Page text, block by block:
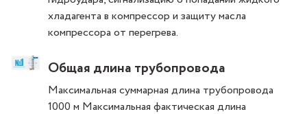
хладагента в компрессор и защиту масла
компрессора от перегрева.
Общая длина трубопровода
Максимальная суммарная длина трубопровода
1000 м Максимальная фактическая длина